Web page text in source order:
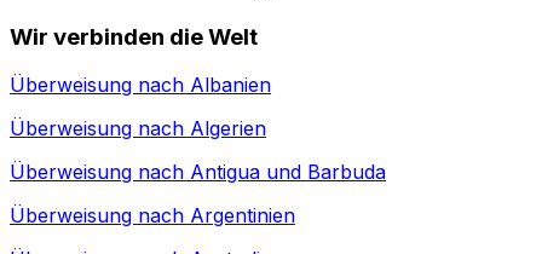
Wir verbinden die Welt
Überweisung nach Albanien
Überweisung nach Algerien
Überweisung nach Antigua und Barbuda
Überweisung nach Argentinien